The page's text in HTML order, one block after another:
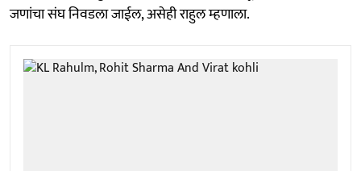
जणांचा संघ निवडला जाईल, असेही राहुल म्हणाला.